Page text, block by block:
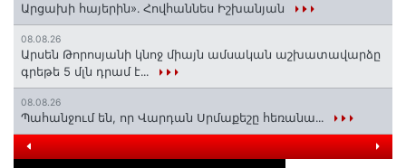
Արցախի հայերին»․ Հովհաննես Իշխանյան
08.08.26
Արսեն Թորոսյանի կնոջ միայն ամսական աշխատավարձը
գրեթե 5 մլն դրամ է․․․
08.08.26
Պահանջում են, որ Վարդան Սրմաքեշը հեռանա․․․